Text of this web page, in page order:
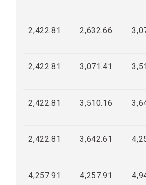
2,422.81 2,632.66
2,422.81 3,071.41
2,422.81 3,510.16
2,422.81 3,642.61
4,257.91 4,257.91